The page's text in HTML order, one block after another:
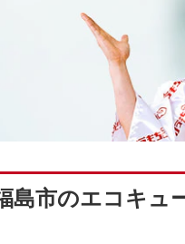
島市のエコキュ